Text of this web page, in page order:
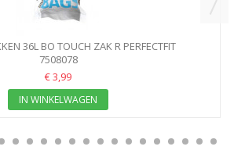
36L BO TOUCH ZAK R PERFECTFIT
7508078
€ 3,99
IN WINKELWAGEN